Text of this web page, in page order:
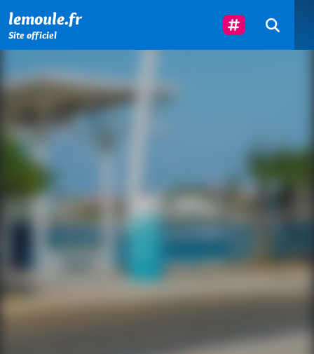
lemoule.fr
Site officiel
Suivez-Nous